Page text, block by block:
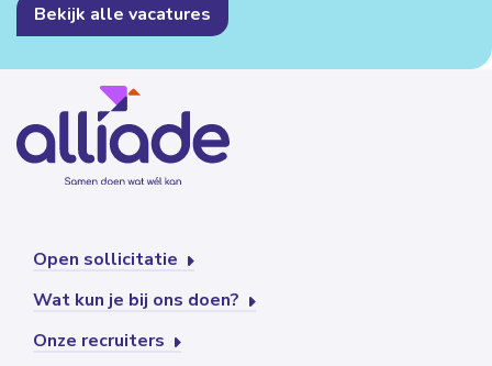
Bekijk alle vacatures
Open sollicitatie
Wat kun je bij ons doen?
Onze recruiters